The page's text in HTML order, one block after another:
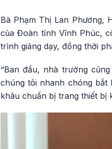
Bà Phạm Thị Lan Phương,
của Đoàn tỉnh Vĩnh Phúc,
trình giảng dạy, đồng thời
“Ban đầu, nhà trường
chúng tôi nhanh chóng bắt
khâu chuẩn bị trang thiết bị